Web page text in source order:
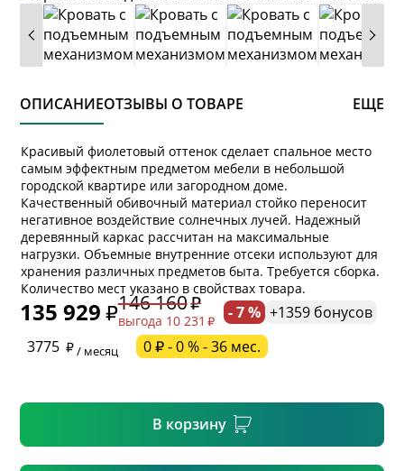
ОПИСАНИЕОТЗЫВЫ О ТОВАРЕ ЕЩЕ
Красивый фиолетовый оттенок сделает спальное место
самым эффектным предметом мебели в небольшой
городской квартире или загородном доме.
Качественный обивочный материал стойко переносит
негативное воздействие солнечных лучей. Надежный
деревянный каркас рассчитан на максимальные
нагрузки. Объемные внутренние отсеки используют для
хранения различных предметов быта. Требуется сборка.
Количество мест указано в свойствах товара.
135 929 146 160
выгода 10 231 - 7 % +1359 бонусов
3775
/ месяц 0 ₽ - 0 % - 36 мес.
В корзину
* обязательное поле
* необязательное поле